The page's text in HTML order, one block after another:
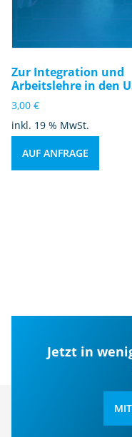
Zur Integration und
Arbeitslehre in den
3,00 €
inkl. 19 % MwSt.
AUF ANFRAGE
Jetzt in